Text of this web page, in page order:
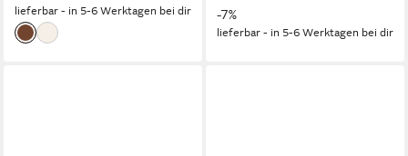
lieferbar - in 5-6 Werktagen bei dir -7%
lieferbar - in 5-6 Werktagen bei dir